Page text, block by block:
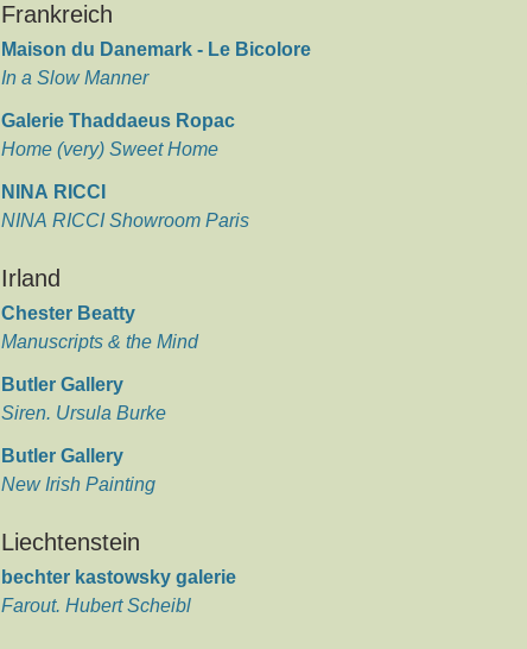
Frankreich
Maison du Danemark - Le Bicolore
In a Slow Manner
Galerie Thaddaeus Ropac
Home (very) Sweet Home
NINA RICCI
NINA RICCI Showroom Paris
Irland
Chester Beatty
Manuscripts & the Mind
Butler Gallery
Siren. Ursula Burke
Butler Gallery
New Irish Painting
Liechtenstein
bechter kastowsky galerie
Farout. Hubert Scheibl